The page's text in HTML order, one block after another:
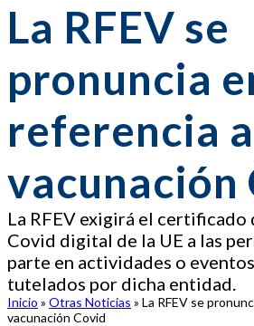
La RFEV se
pronuncia
referencia
vacunación
La RFEV exigirá el certificado
Covid digital de la UE a las
parte en actividades o
tutelados por dicha entidad.
Inicio » Otras Noticias » La RFEV se
vacunación Covid